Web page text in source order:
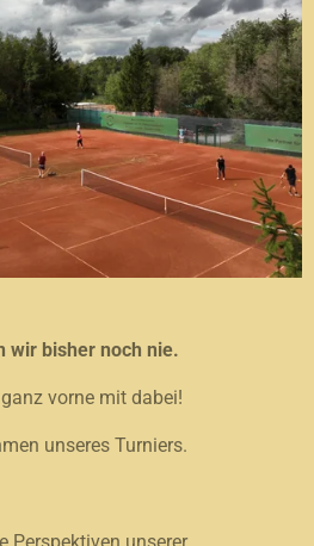
wir bisher noch nie.
vorne mit dabei!
unseres Turniers.